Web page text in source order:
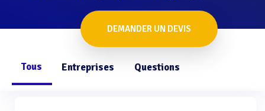
DEMANDER UN DEVIS
Tous Entreprises Questions